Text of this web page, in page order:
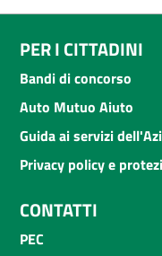
PER I CITTADINI
Bandi di concorso
Auto Mutuo Aiuto
Guida ai servizi
Privacy policy e
CONTATTI
PEC